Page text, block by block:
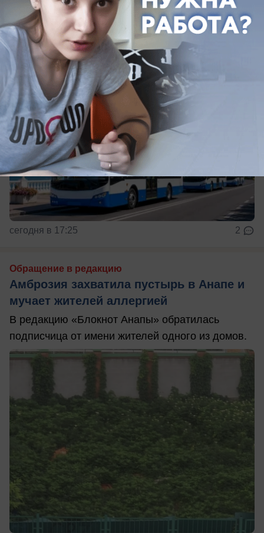
муниципальные маршруты города-курорта в
начале 2027 года.
сегодня в 17:25 2
Обращение в редакцию
Амброзия захватила пустырь в Анапе и
мучает жителей аллергией
В редакцию «Блокнот Анапы» обратилась
подписчица от имени жителей одного из домов.